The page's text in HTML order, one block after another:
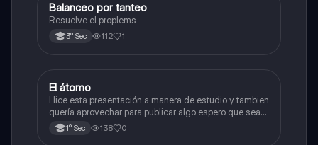
Química
Balanceo por tanteo
Resuelve el proplems
3° Sec 112 1
Ciencia y Tecnología
El átomo
Hice esta presentación a manera de estudio y tambien
quería aprovechar para publicar algo espero que sea
de su agrado , habla del átomo y lo básico sobre el,
solo eso bye
1° Sec 138 0